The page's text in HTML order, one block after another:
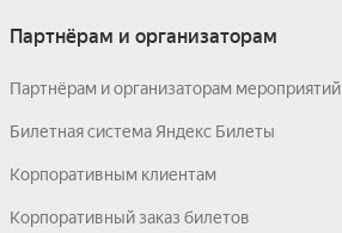
Партнёрам и организаторам
Партнёрам и организаторам мероприятий
Билетная система Яндекс Билеты
Корпоративным клиентам
Корпоративный заказ билетов